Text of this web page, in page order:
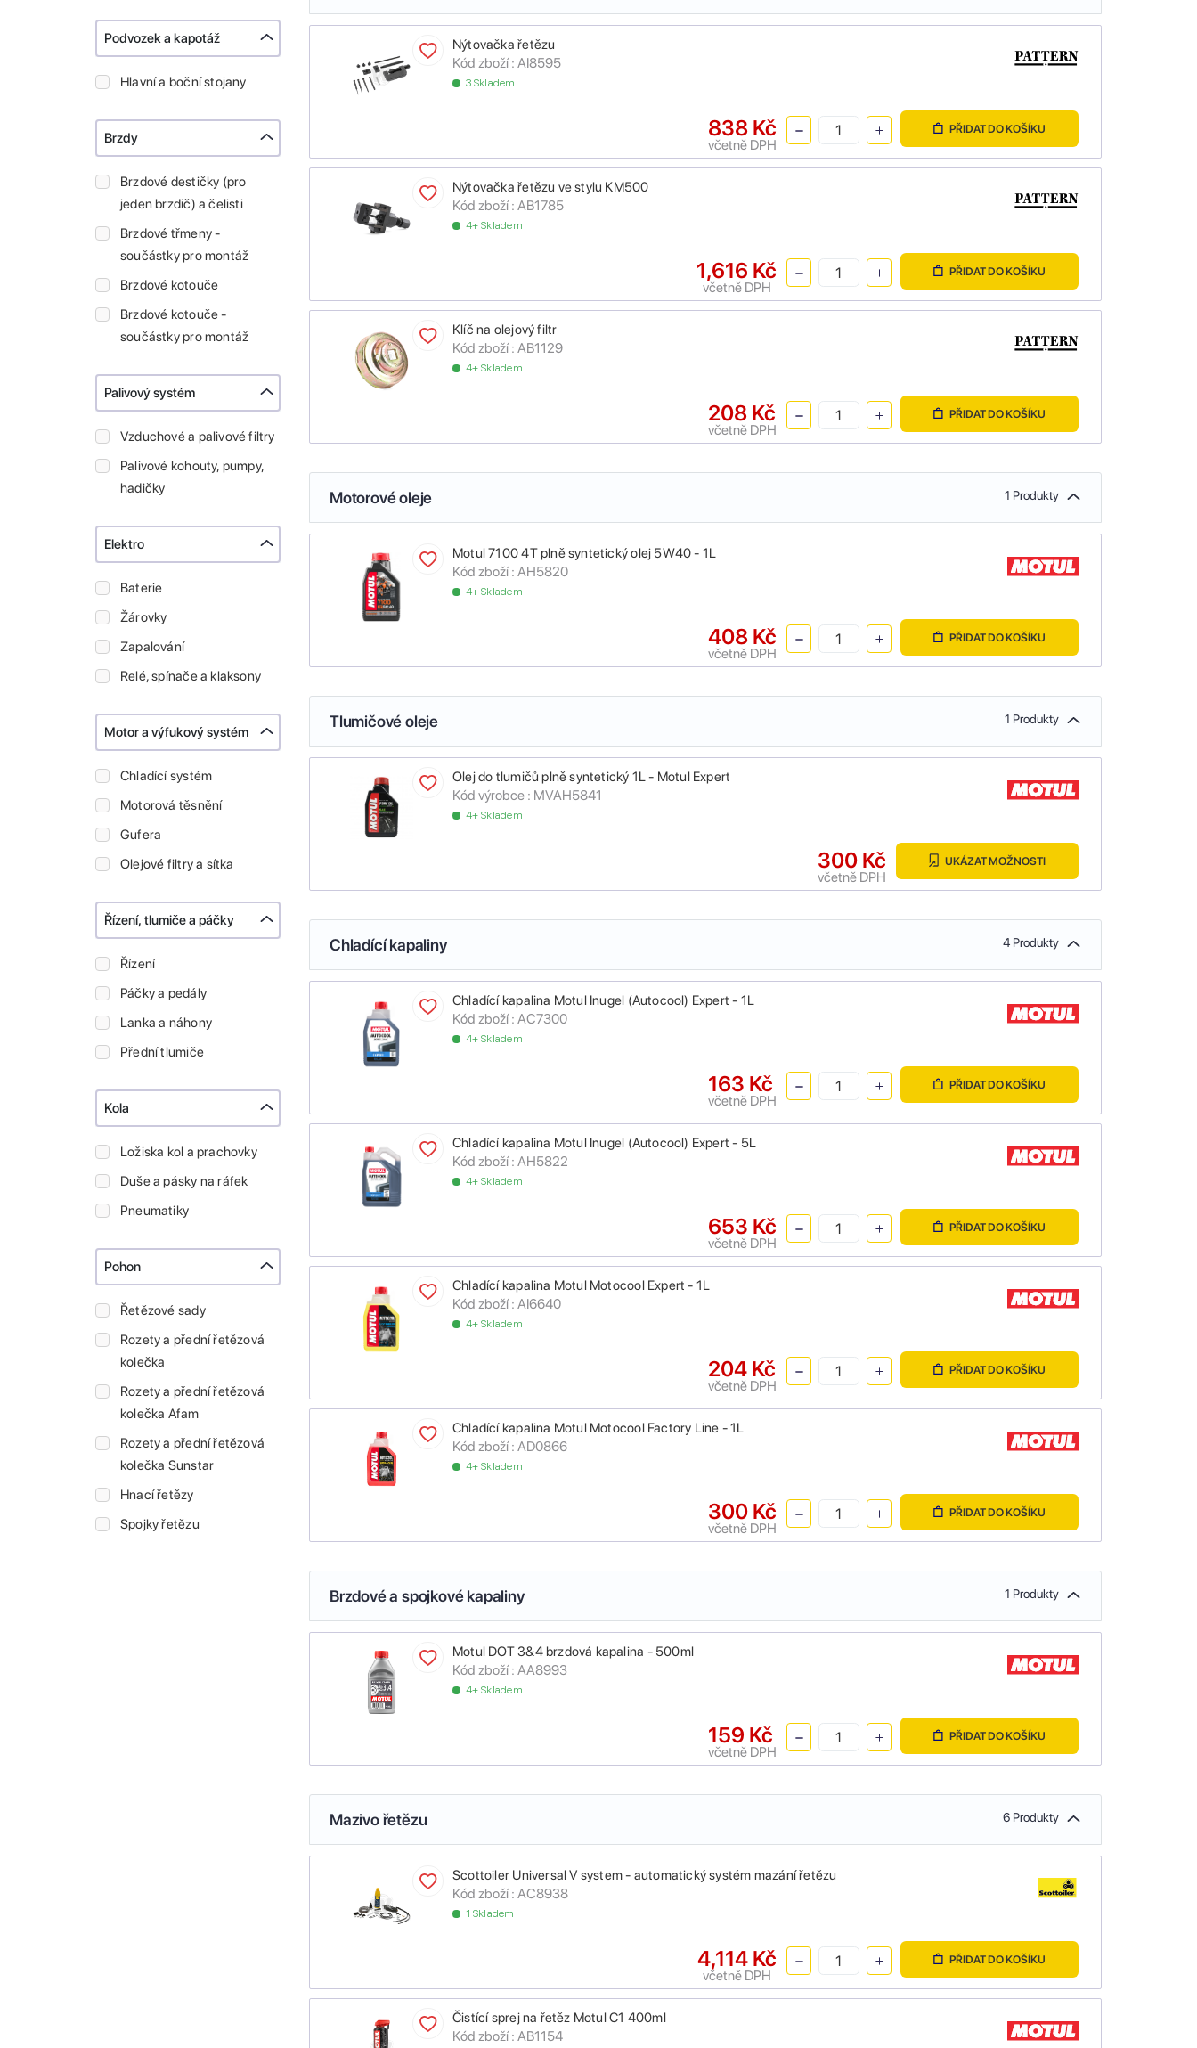
Podvozek a kapotáž
Hlavní a boční stojany
Brzdy
Brzdové destičky (pro
jeden brzdič) a čelisti
Brzdové třmeny -
součástky pro montáž
Brzdové kotouče
Brzdové kotouče -
součástky pro montáž
Palivový systém
Vzduchové a palivové filtry
Palivové kohouty, pumpy,
hadičky
Elektro
Baterie
Žárovky
Zapalování
Relé, spínače a klaksony
Motor a výfukový systém
Chladící systém
Motorová těsnění
Gufera
Olejové filtry a sítka
Řízení, tlumiče a páčky
Řízení
Páčky a pedály
Lanka a náhony
Přední tlumiče
Kola
Ložiska kol a prachovky
Duše a pásky na ráfek
Pneumatiky
Pohon
Řetězové sady
Rozety a přední řetězová
kolečka
Rozety a přední řetězová
kolečka Afam
Rozety a přední řetězová
kolečka Sunstar
Hnací řetězy
Spojky řetězu
Nýtovačka řetězu
Kód zboží : AI8595
3 Skladem
838 Kč
včetně DPH
PŘIDAT DO KOŠÍKU
Nýtovačka řetězu ve stylu KM500
Kód zboží : AB1785
4+ Skladem
1,616 Kč
včetně DPH
PŘIDAT DO KOŠÍKU
Klíč na olejový filtr
Kód zboží : AB1129
4+ Skladem
208 Kč
včetně DPH
PŘIDAT DO KOŠÍKU
Motorové oleje 1 Produkty
Motul 7100 4T plně syntetický olej 5W40 - 1L
Kód zboží : AH5820
4+ Skladem
408 Kč
včetně DPH
PŘIDAT DO KOŠÍKU
Tlumičové oleje 1 Produkty
Olej do tlumičů plně syntetický 1L - Motul Expert
Kód výrobce : MVAH5841
4+ Skladem
300 Kč
včetně DPH
UKÁZAT MOŽNOSTI
Chladící kapaliny 4 Produkty
Chladící kapalina Motul Inugel (Autocool) Expert - 1L
Kód zboží : AC7300
4+ Skladem
163 Kč
včetně DPH
PŘIDAT DO KOŠÍKU
Chladící kapalina Motul Inugel (Autocool) Expert - 5L
Kód zboží : AH5822
4+ Skladem
653 Kč
včetně DPH
PŘIDAT DO KOŠÍKU
Chladící kapalina Motul Motocool Expert - 1L
Kód zboží : AI6640
4+ Skladem
204 Kč
včetně DPH
PŘIDAT DO KOŠÍKU
Chladící kapalina Motul Motocool Factory Line - 1L
Kód zboží : AD0866
4+ Skladem
300 Kč
včetně DPH
PŘIDAT DO KOŠÍKU
Brzdové a spojkové kapaliny 1 Produkty
Motul DOT 3&4 brzdová kapalina - 500ml
Kód zboží : AA8993
4+ Skladem
159 Kč
včetně DPH
PŘIDAT DO KOŠÍKU
Mazivo řetězu 6 Produkty
Scottoiler Universal V system - automatický systém mazání řetězu
Kód zboží : AC8938
1 Skladem
4,114 Kč
včetně DPH
PŘIDAT DO KOŠÍKU
Čistící sprej na řetěz Motul C1 400ml
Kód zboží : AB1154